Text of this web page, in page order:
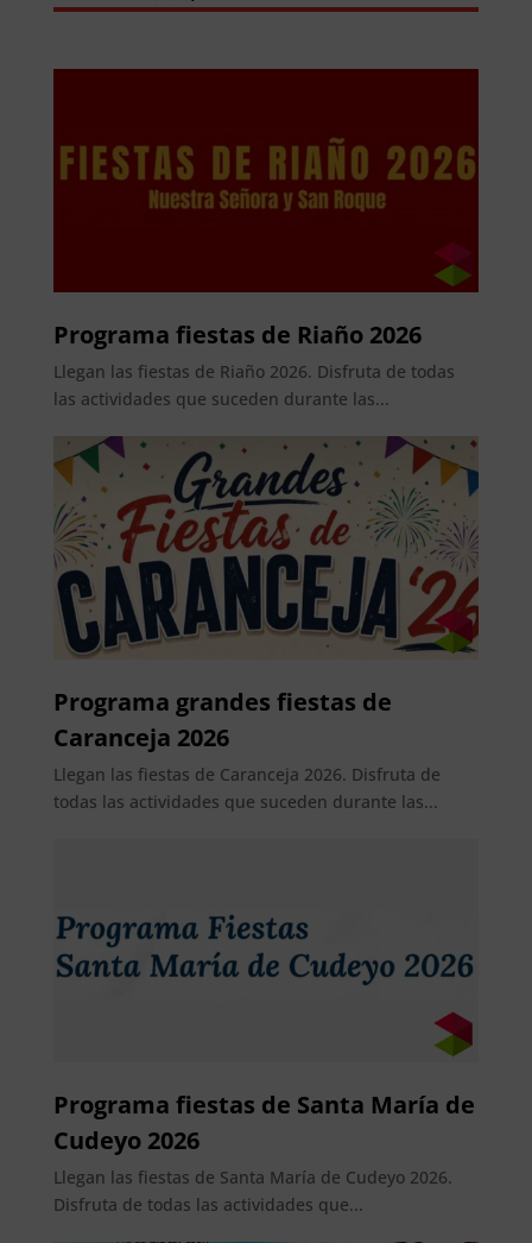
Programa fiestas de Riaño 2026
Llegan las fiestas de Riaño 2026. Disfruta de todas
las actividades que suceden durante las...
Programa grandes fiestas de
Caranceja 2026
Llegan las fiestas de Caranceja 2026. Disfruta de
todas las actividades que suceden durante las...
Programa fiestas de Santa María de
Cudeyo 2026
Llegan las fiestas de Santa María de Cudeyo 2026.
Disfruta de todas las actividades que...